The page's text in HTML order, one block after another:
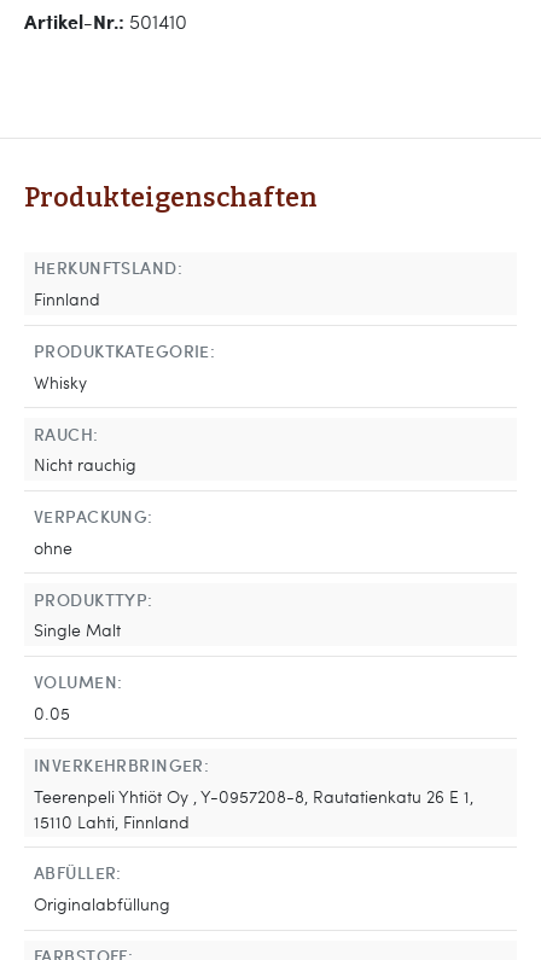
Artikel-Nr.: 501410
Produkteigenschaften
HERKUNFTSLAND:
Finnland
PRODUKTKATEGORIE:
Whisky
RAUCH:
Nicht rauchig
VERPACKUNG:
ohne
PRODUKTTYP:
Single Malt
VOLUMEN:
0.05
INVERKEHRBRINGER:
Teerenpeli Yhtiöt Oy , Y-0957208-8, Rautatienkatu 26 E 1,
15110 Lahti, Finnland
ABFÜLLER:
Originalabfüllung
FARBSTOFF: